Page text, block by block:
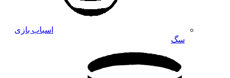
اسباب بازی
سگ